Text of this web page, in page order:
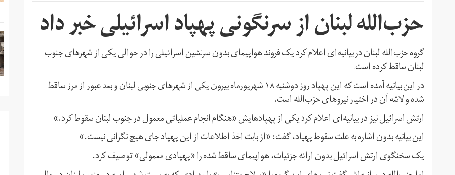
حزب‌الله لبنان از سرنگونی پهپاد اسرائیلی خبر داد
گروه حزب‌الله لبنان در بیانیه‌ای اعلام کرد یک فروند هواپیمای بدون سرنشین اسرائیلی را در حوالی یکی از شهرهای جنوب
لبنان ساقط کرده است.
در این بیانیه‌ آمده است که این پهپاد روز دوشنبه ۱۸ شهریورماه بیرون یکی از شهرهای جنوبی لبنان و بعد عبور از مرز ساقط
شده و لاشه‌ آن در اختیار نیروهای حزب‌الله است.
ارتش اسرائیل نیز در بیانیه‌ای اعلام کرد یکی از پهپادهایش «هنگام انجام عملیاتی معمول در جنوب لبنان سقوط کرد.»
این بیانیه بدون اشاره به علت سقوط پهپاد، گفت: «از بابت اخذ اطلاعات از این پهپاد جای هیچ نگرانی نیست.»
یک سخنگوی ارتش اسرائیل بدون ارائه جزئیات، هواپیمای ساقط‌ شده را «پهپادی معمولی» توصیف کرد.